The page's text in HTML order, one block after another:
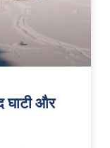
घाटी और